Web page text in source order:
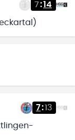
7:14
7:13